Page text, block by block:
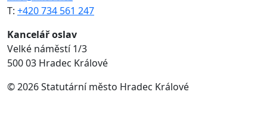
T: +420 734 561 247
Kancelář oslav
Velké náměstí 1/3
500 03 Hradec Králové
© 2026 Statutární město Hradec Králové